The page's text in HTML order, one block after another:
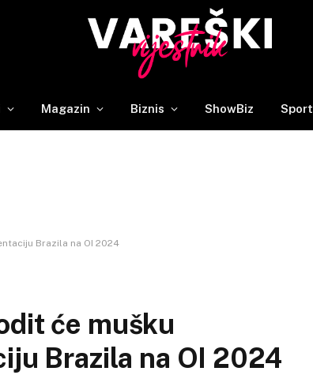
Magazin Biznis ShowBiz Sport
Brazila na OI 2024
će mušku
Brazila na OI 2024